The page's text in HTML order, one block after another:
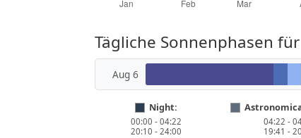
Tägliche Sonnenphasen
Aug 6
Night:
00:00 - 04:22
20:10 - 24:00
04:22 -
19:41 -